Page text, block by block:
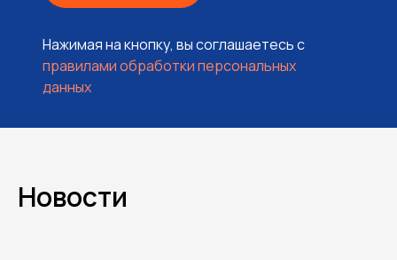
Нажимая на кнопку, вы соглашаетесь с
правилами обработки персональных
данных
Новости